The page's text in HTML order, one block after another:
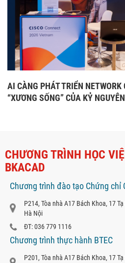
AI CÀNG PHÁT TRIỂN NETWORK
“XƯƠNG SỐNG” CỦA KỶ
CHƯƠNG TRÌNH HỌC
BKACAD
Chương trình đào tạo Chứng chỉ
P214, Tòa nhà A17 Bách Khoa, 17
Hà Nội
ĐT: 036 779 1116
Chương trình thực hành BTEC
P201, Tòa nhà A17 Bách Khoa, 17